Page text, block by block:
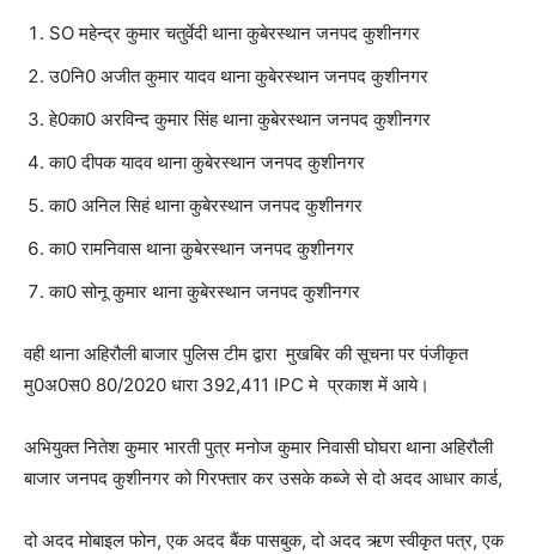
SO महेन्द्र कुमार चतुर्वेदी थाना कुबेरस्थान जनपद कुशीनगर
उ0नि0 अजीत कुमार यादव थाना कुबेरस्थान जनपद कुशीनगर
हे0का0 अरविन्द कुमार सिंह थाना कुबेरस्थान जनपद कुशीनगर
का0 दीपक यादव थाना कुबेरस्थान जनपद कुशीनगर
का0 अनिल सिहं थाना कुबेरस्थान जनपद कुशीनगर
का0 रामनिवास थाना कुबेरस्थान जनपद कुशीनगर
का0 सोनू कुमार थाना कुबेरस्थान जनपद कुशीनगर
वही थाना अहिरौली बाजार पुलिस टीम द्वारा मुखबिर की सूचना पर पंजीकृत
मु0अ0स0 80/2020 धारा 392,411 IPC मे प्रकाश में आये।
अभियुक्त नितेश कुमार भारती पुत्र मनोज कुमार निवासी घोघरा थाना अहिरौली
बाजार जनपद कुशीनगर को गिरफ्तार कर उसके कब्जे से दो अदद आधार कार्ड,
दो अदद मोबाइल फोन, एक अदद बैंक पासबुक, दो अदद ऋण स्वीकृत पत्र, एक